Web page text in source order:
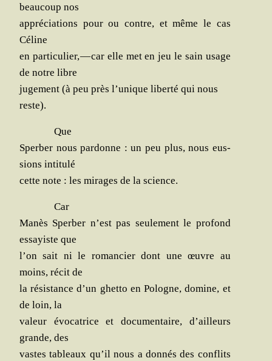
beau­coup nos
appré­cia­tions pour ou contre, et même le cas
Céline
en par­ti­cu­lier, — car elle met en jeu le sain usage
de notre libre
juge­ment (à peu près l’unique liber­té qui nous
reste).
Que
Sper­ber nous par­donne : un peu plus, nous eus­
sions intitulé
cette note : les mirages de la science.
Car
Manès Sper­ber n’est pas seule­ment le pro­fond
essayiste que
l’on sait ni le roman­cier dont une œuvre au
moins, récit de
la résis­tance d’un ghet­to en Pologne, domine, et
de loin, la
valeur évo­ca­trice et docu­men­taire, d’ailleurs
grande, des
vastes tableaux qu’il nous a don­nés des conflits